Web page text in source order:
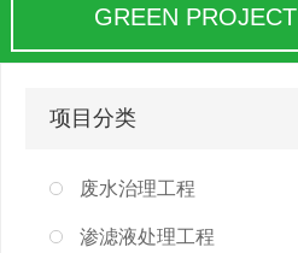
GREEN PROJECT
项目分类
废水治理工程
渗滤液处理工程